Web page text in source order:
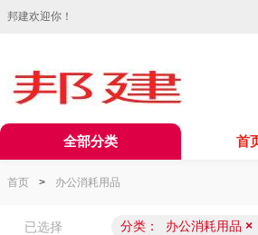
邦建欢迎你！
全部分类 首
首页 > 办公消耗用品
已选择 分类： 办公消耗用品 ×